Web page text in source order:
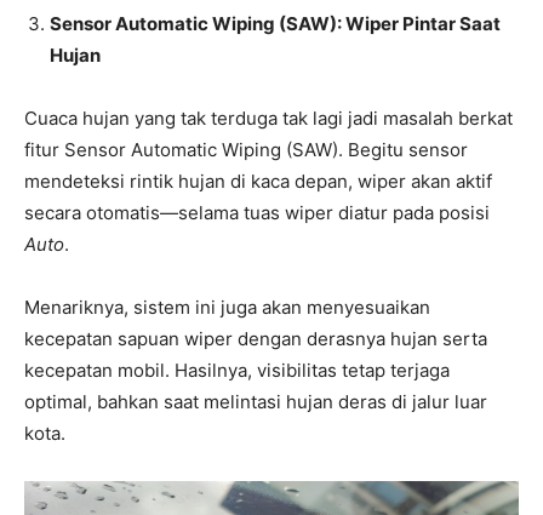
Sensor Automatic Wiping (SAW): Wiper Pintar Saat
Hujan
Cuaca hujan yang tak terduga tak lagi jadi masalah berkat
fitur Sensor Automatic Wiping (SAW). Begitu sensor
mendeteksi rintik hujan di kaca depan, wiper akan aktif
secara otomatis—selama tuas wiper diatur pada posisi
Auto.
Menariknya, sistem ini juga akan menyesuaikan
kecepatan sapuan wiper dengan derasnya hujan serta
kecepatan mobil. Hasilnya, visibilitas tetap terjaga
optimal, bahkan saat melintasi hujan deras di jalur luar
kota.